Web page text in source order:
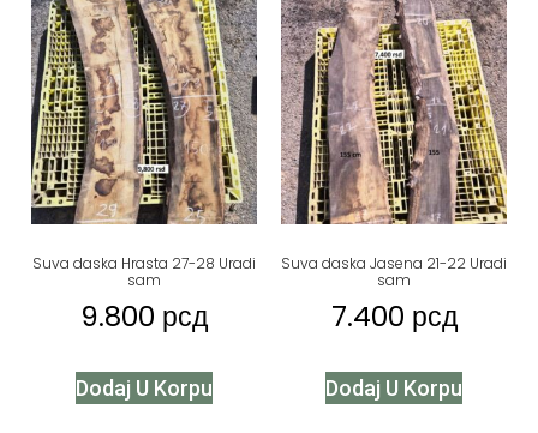
Suva daska Hrasta 27-28 Uradi
sam
9.800 рсд
Dodaj U Korpu
Suva daska Jasena 21-22 Uradi
sam
7.400 рсд
Dodaj U Korpu